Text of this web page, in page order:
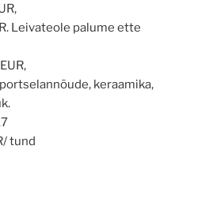
Leivateole palume ette
keraamika,
tund